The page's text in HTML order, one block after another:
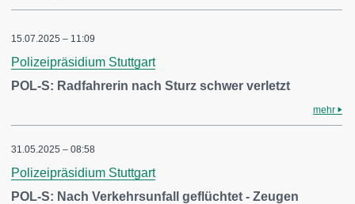
15.07.2025 – 11:09
Polizeipräsidium Stuttgart
POL-S: Radfahrerin nach Sturz schwer verletzt
mehr
31.05.2025 – 08:58
Polizeipräsidium Stuttgart
POL-S: Nach Verkehrsunfall geflüchtet - Zeugen